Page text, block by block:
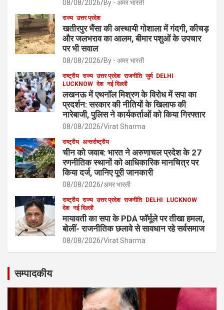
08/08/2026 By - अमर भारती
राज्य उत्तर प्रदेश
खतीरपुर भैंसा की अस्थायी गोशाला में गंदगी, कीचड़
और जलभराव का आलम, बीमार पशुओं के उपचार
पर भी सवाल
08/08/2026 By - अमर भारती
राष्ट्रीय राज्य उत्तर प्रदेश राजनीति जुर्म DELHI
LUCKNOW देश नई दिल्ली
लखनऊ में एथनॉल मिश्रण के विरोध में सपा का
प्रदर्शन: सरकार की नीतियों के खिलाफ की
नारेबाजी, पुलिस ने कार्यकर्ताओं को किया गिरफ्तार
08/08/2026 Virat Sharma
राष्ट्रीय अन्तर्राष्ट्रीय
चीन को जवाब: भारत ने अरुणाचल प्रदेश के 27
रणनीतिक स्थानों को आधिकारिक मानचित्र पर
किया दर्ज, जानिए पूरी जानकारी
08/08/2026 अमर भारती
राष्ट्रीय राज्य उत्तर प्रदेश राजनीति DELHI
LUCKNOW
देश नई दिल्ली
मायावती का सपा के PDA फॉर्मूले पर तीखा हमला,
बोलीं- राजनीतिक छलावे से सावधान रहे सर्वसमाज
08/08/2026 Virat Sharma
सम्पादकीय